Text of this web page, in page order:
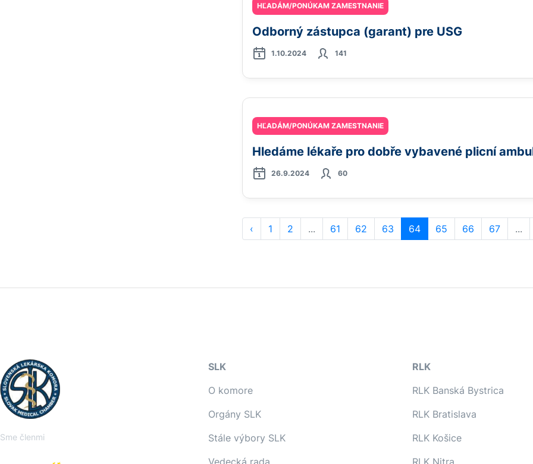
HĽADÁM/PONÚKAM ZAMESTNANIE
Odborný zástupca (garant) pre USG
1.10.2024 141
HĽADÁM/PONÚKAM ZAMESTNANIE
Hledáme lékaře pro dobře vybavené plicní
26.9.2024 60
‹ 1 2 ... 61 62 63 64 65 66 67 ...
Sme členmi
SLK
O komore
Orgány SLK
Stále výbory SLK
Vedecká rada
RLK
RLK Banská Bystrica
RLK Bratislava
RLK Košice
RLK Nitra